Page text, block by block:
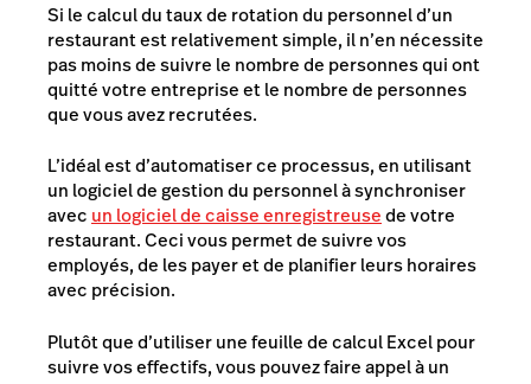
Si le calcul du taux de rotation du personnel d’un
restaurant est relativement simple, il n’en nécessite
pas moins de suivre le nombre de personnes qui ont
quitté votre entreprise et le nombre de personnes
que vous avez recrutées.
L’idéal est d’automatiser ce processus, en utilisant
un logiciel de gestion du personnel à synchroniser
avec un logiciel de caisse enregistreusede votre
restaurant. Ceci vous permet de suivre vos
employés, de les payer et de planifier leurs horaires
avec précision.
Plutôt que d’utiliser une feuille de calcul Excel pour
suivre vos effectifs, vous pouvez faire appel à un